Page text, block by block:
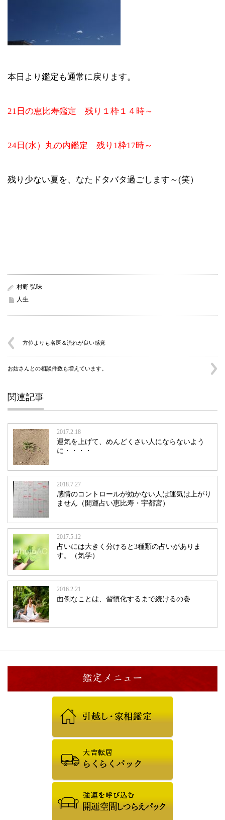
本日より鑑定も通常に戻ります。
21日の恵比寿鑑定 残り１枠１４時～
24日(水）丸の内鑑定 残り1枠17時～
残り少ない夏を、なたドタバタ過ごします～(笑）
村野 弘味
人生
方位よりも名医＆流れが良い感覚
お姑さんとの相談件数も増えています。
関連記事
2017.2.18
運気を上げて、めんどくさい人にならないよう
に・・・・
2018.7.27
感情のコントロールが効かない人は運気は上がり
ません（開運占い恵比寿・宇都宮）
2017.5.12
占いには大きく分けると3種類の占いがありま
す。（気学）
2016.2.21
面倒なことは、習慣化するまで続けるの巻
鑑定メニュー